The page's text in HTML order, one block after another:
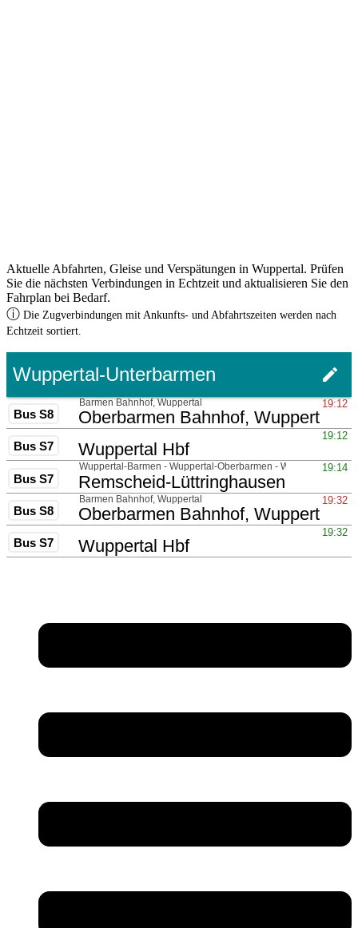
Aktuelle Abfahrten, Gleise und Verspätungen in Wuppertal. Prüfen
Sie die nächsten Verbindungen in Echtzeit und aktualisieren Sie den
Fahrplan bei Bedarf.
ⓘ Die Zugverbindungen mit Ankunfts- und Abfahrtszeiten werden nach
Echtzeit sortiert.